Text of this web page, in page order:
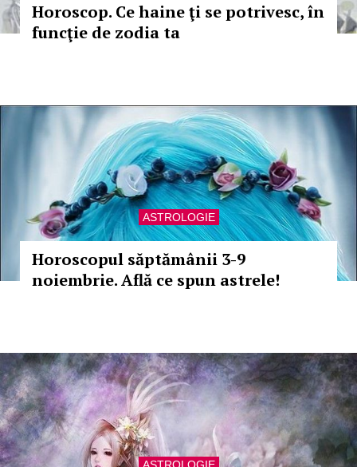
Horoscop. Ce haine ţi se potrivesc, în
funcţie de zodia ta
ASTROLOGIE
Horoscopul săptămânii 3-9
noiembrie. Află ce spun astrele!